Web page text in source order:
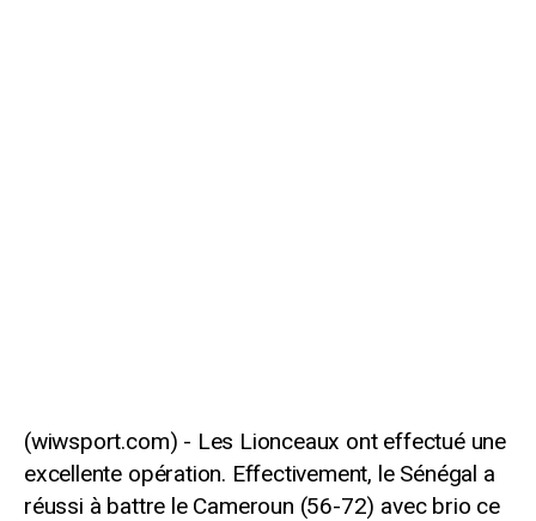
Les Lionceaux ont effectué une
excellente opération. Effectivement, le Sénégal a
réussi à battre le Cameroun (56-72) avec brio ce